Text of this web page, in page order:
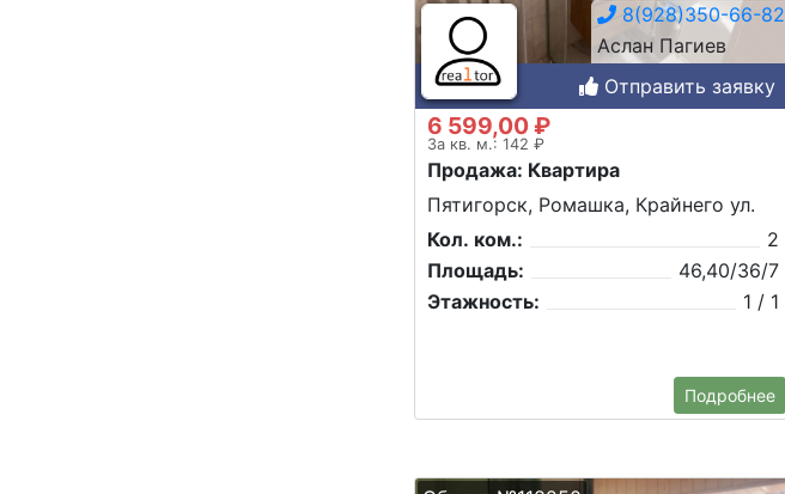
8(928)350-66-82
Аслан Пагиев
Отправить заявку
6 599,00 ₽
За кв. м.: 142 ₽
Продажа: Квартира
Пятигорск, Ромашка, Крайнего ул.
Кол. ком.:
2
Площадь:
46,40/36/7
Этажность:
1 / 1
Подробнее